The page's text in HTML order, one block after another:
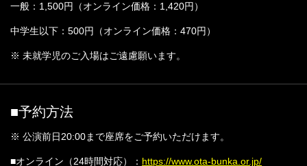
一般：1,500円（オンライン価格：1,420円）
中学生以下：500円（オンライン価格：470円）
※ 未就学児のご入場はご遠慮願います。
■予約方法
※ 公演前日20:00まで座席をご予約いただけます。
■オンライン（24時間対応）： https://www.ota-bunka.or.jp/